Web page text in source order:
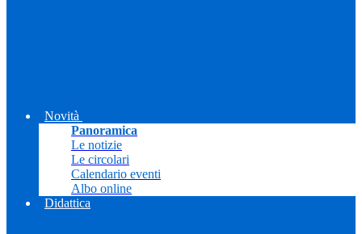
Novità
Panoramica
Le notizie
Le circolari
Calendario eventi
Albo online
Didattica